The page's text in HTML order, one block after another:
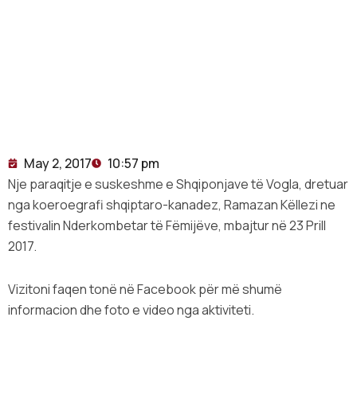
May 2, 2017
10:57 pm
Nje paraqitje e suskeshme e Shqiponjave të Vogla, dretuar
nga koeroegrafi shqiptaro-kanadez, Ramazan Këllezi ne
festivalin Nderkombetar të Fëmijëve, mbajtur në 23 Prill
2017.
Vizitoni faqen tonë në Facebook për më shumë
informacion dhe foto e video nga aktiviteti.